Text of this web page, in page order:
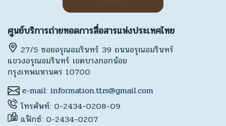
ศูนย์บริการถ่ายทอดการสื่อสารแห่งประเทศไทย
27/5 ซอยอรุณอมรินทร์ 39 ถนนอรุณอมรินทร์
แขวงอรุณอมรินทร์ เขตบางกอกน้อย
กรุงเทพมหานคร 10700
โทรศัพท์: 0-2434-0208-09
แฟ็กซ์: 0-2434-0207